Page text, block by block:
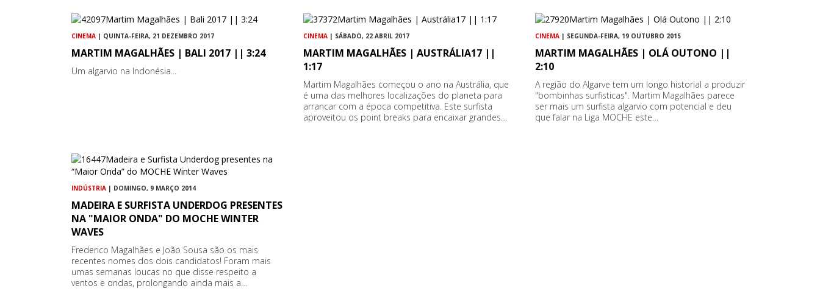
CINEMA | QUINTA-FEIRA, 21 DEZEMBRO 2017
MARTIM MAGALHÃES | BALI 2017 || 3:24
Um algarvio na Indonésia...
CINEMA | SÁBADO, 22 ABRIL 2017
MARTIM MAGALHÃES | AUSTRÁLIA17 ||
1:17
Martim Magalhães começou o ano na Austrália, que
é uma das melhores localizações do planeta para
arrancar com a época competitiva. Este surfista
aproveitou os point breaks para encaixar grandes…
CINEMA | SEGUNDA-FEIRA, 19 OUTUBRO 2015
MARTIM MAGALHÃES | OLÁ OUTONO ||
2:10
A região do Algarve tem um longo historial a produzir
"bombinhas surfisticas". Martim Magalhães parece
ser mais um surfista algarvio com potencial e deu
que falar na Liga MOCHE este…
INDÚSTRIA | DOMINGO, 9 MARÇO 2014
MADEIRA E SURFISTA UNDERDOG PRESENTES
NA "MAIOR ONDA" DO MOCHE WINTER
WAVES
Frederico Magalhães e João Sousa são os mais
recentes nomes dos dois candidatos! Foram mais
umas semanas loucas no que disse respeito a
ventos e ondas, prolongando ainda mais a…